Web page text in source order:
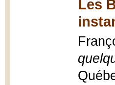
Les